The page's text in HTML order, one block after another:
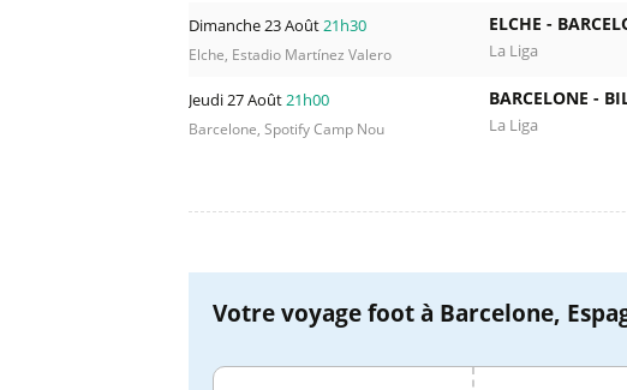
Dimanche 23 Août21h30
Elche, Estadio Martínez Valero
ELCHE -
La Liga
Jeudi 27 Août21h00
Barcelone, Spotify Camp Nou
BARCELONE -
La Liga
Votre voyage foot à Barcelone,